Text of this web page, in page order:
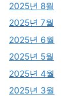
2025년 8월
2025년 7월
2025년 6월
2025년 5월
2025년 4월
2025년 3월